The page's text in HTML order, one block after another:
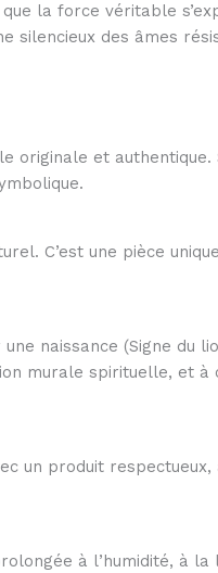
la force véritable
des âmes
originale et
C’est une pièce
naissance (Signe du
murale spirituelle, et
un produit
à l’humidité, à la